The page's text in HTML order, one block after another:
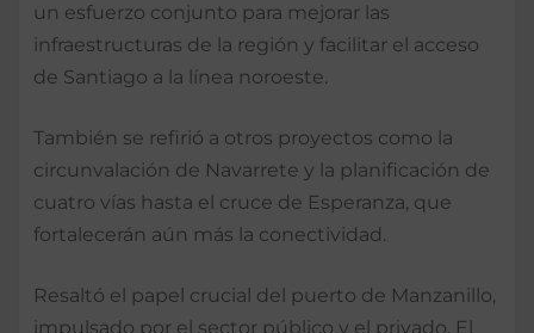
un esfuerzo conjunto para mejorar las
infraestructuras de la región y facilitar el acceso
de Santiago a la línea noroeste.
También se refirió a otros proyectos como la
circunvalación de Navarrete y la planificación de
cuatro vías hasta el cruce de Esperanza, que
fortalecerán aún más la conectividad.
Resaltó el papel crucial del puerto de Manzanillo,
impulsado por el sector público y el privado. El